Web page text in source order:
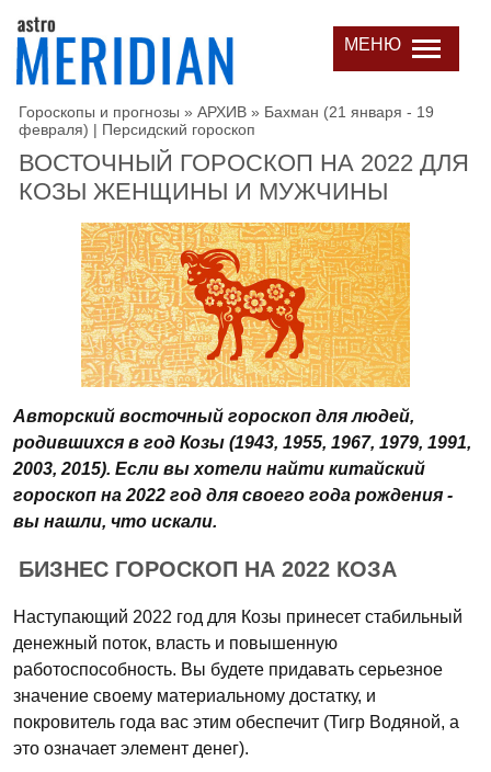
МЕНЮ
Гороскопы и прогнозы » АРХИВ » Бахман (21 января - 19
февраля) | Персидский гороскоп
ВОСТОЧНЫЙ ГОРОСКОП НА 2022 ДЛЯ
КОЗЫ ЖЕНЩИНЫ И МУЖЧИНЫ
Авторский восточный гороскоп для людей,
родившихся в год Козы (1943, 1955, 1967, 1979, 1991,
2003, 2015). Если вы хотели найти китайский
гороскоп на 2022 год для своего года рождения -
вы нашли, что искали.
БИЗНЕС ГОРОСКОП НА 2022 КОЗА
Наступающий 2022 год для Козы принесет стабильный
денежный поток, власть и повышенную
работоспособность. Вы будете придавать серьезное
значение своему материальному достатку, и
покровитель года вас этим обеспечит (Тигр Водяной, а
это означает элемент денег).